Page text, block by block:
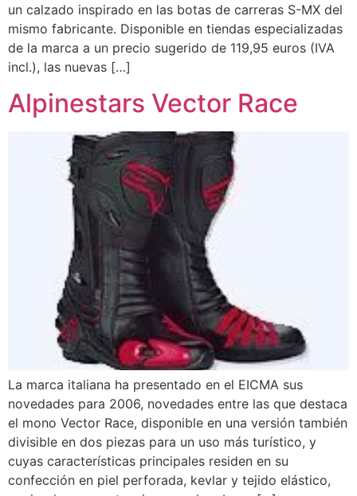
un calzado inspirado en las botas de carreras S-MX del
mismo fabricante. Disponible en tiendas especializadas
de la marca a un precio sugerido de 119,95 euros (IVA
incl.), las nuevas […]
Alpinestars Vector Race
La marca italiana ha presentado en el EICMA sus
novedades para 2006, novedades entre las que destaca
el mono Vector Race, disponible en una versión también
divisible en dos piezas para un uso más turístico, y
cuyas características principales residen en su
confección en piel perforada, kevlar y tejido elástico,